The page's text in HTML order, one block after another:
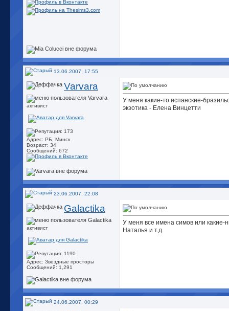
13.06.2007, 17:55
Varvara
активист
Адрес: РБ, Минск
Возраст: 34
Сообщений: 672
У меня какие-то испанские-
экзотика - Елена Винцетти
23.06.2007, 22:08
Galactika
активист
Адрес: Звездные просторы
Сообщений: 1,291
У меня все имена симов или какие-
Наталья и т.д.
24.06.2007, 00:29